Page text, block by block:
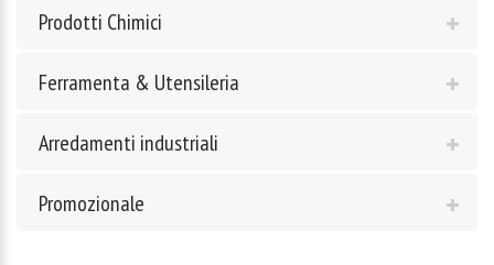
Prodotti Chimici
Ferramenta & Utensileria
Arredamenti industriali
Promozionale